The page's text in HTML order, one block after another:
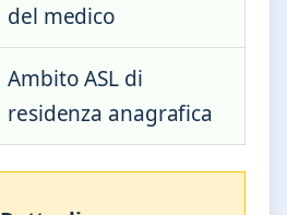
del medico
Ambito ASL di
residenza anagrafica